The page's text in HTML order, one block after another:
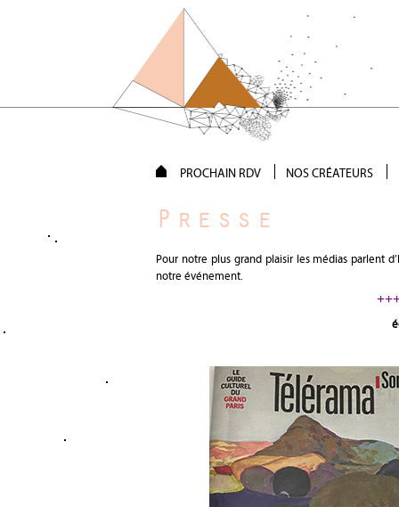
PROCHAIN RDV NOS CRÉATEURS
Presse
Pour notre plus grand plaisir les médias parlent
notre événement.